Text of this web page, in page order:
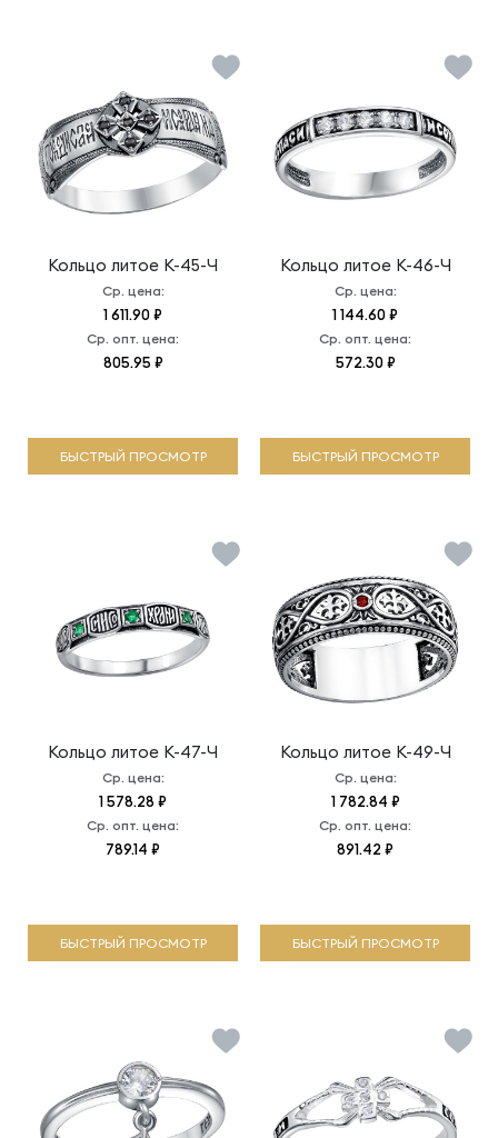
Кольцо литое К-45-Ч
Ср. цена:
1 611.90 ₽
Ср. опт. цена:
805.95 ₽
БЫСТРЫЙ ПРОСМОТР
Кольцо литое К-46-Ч
Ср. цена:
1 144.60 ₽
Ср. опт. цена:
572.30 ₽
БЫСТРЫЙ ПРОСМОТР
Кольцо литое К-47-Ч
Ср. цена:
1 578.28 ₽
Ср. опт. цена:
789.14 ₽
БЫСТРЫЙ ПРОСМОТР
Кольцо литое К-49-Ч
Ср. цена:
1 782.84 ₽
Ср. опт. цена:
891.42 ₽
БЫСТРЫЙ ПРОСМОТР